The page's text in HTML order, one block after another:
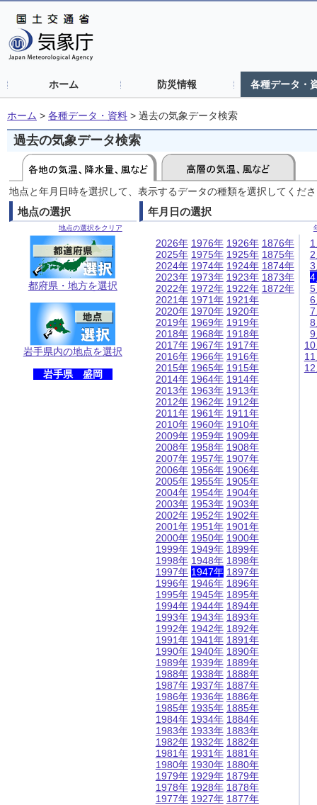
ホーム 防災情報 各種データ・
ホーム > 各種データ・資料 > 過去の気象データ検索
過去の気象データ検索
地点と年月日時を選択して、表示するデータの種類を選択してくだ
地点の選択
地点の選択をクリア
都府県・地方を選択
岩手県内の地点を選択
岩手県 盛岡
年月日の選択
2026年
2025年
2024年
2023年
2022年
2021年
2020年
2019年
2018年
2017年
2016年
2015年
2014年
2013年
2012年
2011年
2010年
2009年
2008年
2007年
2006年
2005年
2004年
2003年
2002年
2001年
2000年
1999年
1998年
1997年
1996年
1995年
1994年
1993年
1992年
1991年
1990年
1989年
1988年
1987年
1986年
1985年
1984年
1983年
1982年
1981年
1980年
1979年
1978年
1977年
1976年
1975年
1974年
1973年
1972年
1971年
1970年
1969年
1968年
1967年
1966年
1965年
1964年
1963年
1962年
1961年
1960年
1959年
1958年
1957年
1956年
1955年
1954年
1953年
1952年
1951年
1950年
1949年
1948年
1947年
1946年
1945年
1944年
1943年
1942年
1941年
1940年
1939年
1938年
1937年
1936年
1935年
1934年
1933年
1932年
1931年
1930年
1929年
1928年
1927年
1926年
1925年
1924年
1923年
1922年
1921年
1920年
1919年
1918年
1917年
1916年
1915年
1914年
1913年
1912年
1911年
1910年
1909年
1908年
1907年
1906年
1905年
1904年
1903年
1902年
1901年
1900年
1899年
1898年
1897年
1896年
1895年
1894年
1893年
1892年
1891年
1890年
1889年
1888年
1887年
1886年
1885年
1884年
1883年
1882年
1881年
1880年
1879年
1878年
1877年
1876年
1875年
1874年
1873年
1872年